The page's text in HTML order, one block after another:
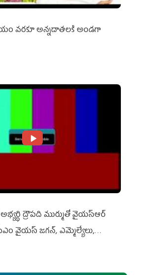
వరకూ అన్నదాతలకి అండగా
ద్రౌప‌ది ముర్ముతో వైయ‌స్ఆర్
సీఎం వైయ‌స్ జ‌గ‌న్, ఎమ్మెల్యేలు,